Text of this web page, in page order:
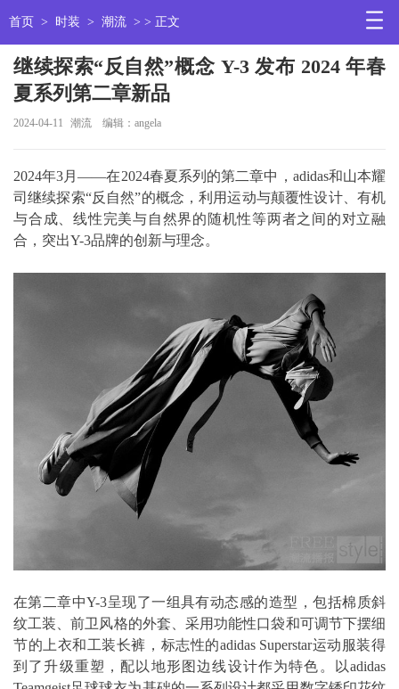
首页 > 时装 > 潮流 > > 正文
继续探索“反自然”概念 Y-3 发布 2024 年春
夏系列第二章新品
2024-04-11 潮流 编辑：angela
2024年3月——在2024春夏系列的第二章中，adidas和山本耀
司继续探索“反自然”的概念，利用运动与颠覆性设计、有机
与合成、线性完美与自然界的随机性等两者之间的对立融
合，突出Y-3品牌的创新与理念。
在第二章中Y-3呈现了一组具有动态感的造型，包括棉质斜
纹工装、前卫风格的外套、采用功能性口袋和可调节下摆细
节的上衣和工装长裤，标志性的adidas Superstar运动服装得
到了升级重塑，配以地形图边线设计作为特色。以adidas